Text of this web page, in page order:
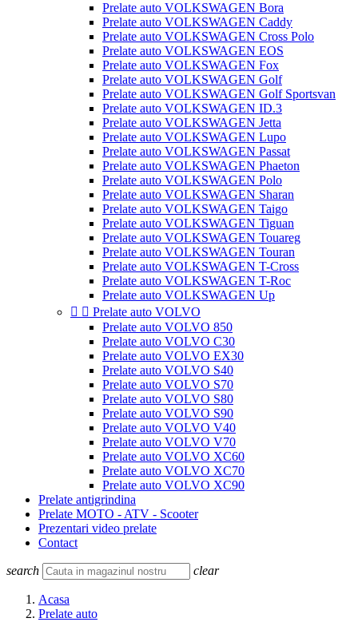
Prelate auto VOLKSWAGEN Bora
Prelate auto VOLKSWAGEN Caddy
Prelate auto VOLKSWAGEN Cross Polo
Prelate auto VOLKSWAGEN EOS
Prelate auto VOLKSWAGEN Fox
Prelate auto VOLKSWAGEN Golf
Prelate auto VOLKSWAGEN Golf Sportsvan
Prelate auto VOLKSWAGEN ID.3
Prelate auto VOLKSWAGEN Jetta
Prelate auto VOLKSWAGEN Lupo
Prelate auto VOLKSWAGEN Passat
Prelate auto VOLKSWAGEN Phaeton
Prelate auto VOLKSWAGEN Polo
Prelate auto VOLKSWAGEN Sharan
Prelate auto VOLKSWAGEN Taigo
Prelate auto VOLKSWAGEN Tiguan
Prelate auto VOLKSWAGEN Touareg
Prelate auto VOLKSWAGEN Touran
Prelate auto VOLKSWAGEN T-Cross
Prelate auto VOLKSWAGEN T-Roc
Prelate auto VOLKSWAGEN Up
  Prelate auto VOLVO
Prelate auto VOLVO 850
Prelate auto VOLVO C30
Prelate auto VOLVO EX30
Prelate auto VOLVO S40
Prelate auto VOLVO S70
Prelate auto VOLVO S80
Prelate auto VOLVO S90
Prelate auto VOLVO V40
Prelate auto VOLVO V70
Prelate auto VOLVO XC60
Prelate auto VOLVO XC70
Prelate auto VOLVO XC90
Prelate antigrindina
Prelate MOTO - ATV - Scooter
Prezentari video prelate
Contact
search clear
Acasa
Prelate auto